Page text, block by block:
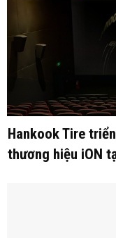
Hankook Tire
thương hiệu iON